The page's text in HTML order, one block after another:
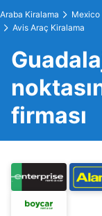
Araba Kiralama Mexico
Avis Araç Kiralama
firması